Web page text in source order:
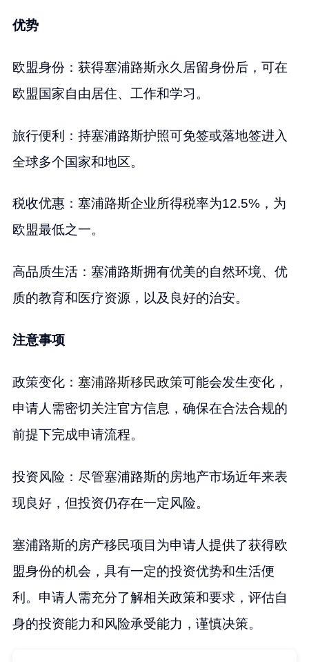
优势
欧盟身份：获得塞浦路斯永久居留身份后，可在
欧盟国家自由居住、工作和学习。
旅行便利：持塞浦路斯护照可免签或落地签进入
全球多个国家和地区。
税收优惠：塞浦路斯企业所得税率为12.5%，为
欧盟最低之一。
高品质生活：塞浦路斯拥有优美的自然环境、优
质的教育和医疗资源，以及良好的治安。
注意事项
政策变化： 塞浦路斯移民政策可能会发生变化，
申请人需密切关注官方信息，确保在合法合规的
前提下完成申请流程。
投资风险：尽管塞浦路斯的房地产市场近年来表
现良好，但投资仍存在一定风险。
塞浦路斯的房产移民项目为申请人提供了获得欧
盟身份的机会，具有一定的投资优势和生活便
利。申请人需充分了解相关政策和要求，评估自
身的投资能力和风险承受能力，谨慎决策。